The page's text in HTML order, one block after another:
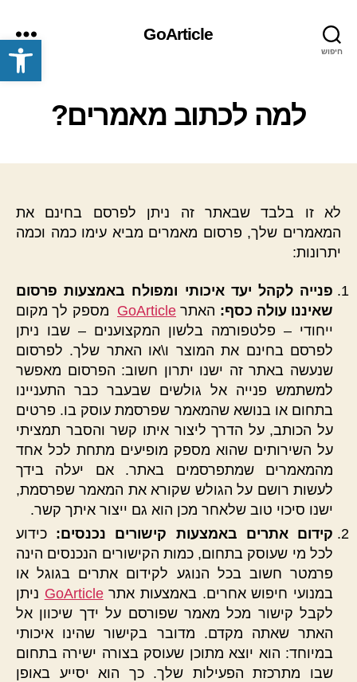
פתח סרגל נגישות חיפוש
GoArticle
תפריט
למה לכתוב מאמרים?
לא זו בלבד שבאתר זה ניתן לפרסם בחינם את
המאמרים שלך, פרסום מאמרים מביא עימו כמה וכמה
יתרונות:
פנייה לקהל יעד איכותי ומפולח באמצעות פרסום
שאיננו עולה כסף: האתר GoArticle מספק לך מקום
ייחודי – פלטפורמה בלשון המקצוענים – שבו ניתן
לפרסם בחינם את המוצר ו\או האתר שלך. לפרסום
שנעשה באתר זה ישנו יתרון חשוב: הפרסום מאפשר
למשתמש פנייה אל גולשים שבעבר כבר התעניינו
בתחום או בנושא שהמאמר שפרסמת עוסק בו. פרטים
על הכותב, על הדרך ליצור איתו קשר והסבר תמציתי
על השירותים שהוא מספק מופיעים מתחת לכל אחד
מהמאמרים שמתפרסמים באתר. אם יעלה בידך
לעשות רושם על הגולש שקורא את המאמר שפרסמת,
ישנו סיכוי טוב שלאחר מכן הוא גם ייצור איתך קשר.
קידום אתרים באמצעות קישורים נכנסים: כידוע
לכל מי שעוסק בתחום, כמות הקישורים הנכנסים הינה
פרמטר חשוב בכל הנוגע לקידום אתרים בגוגל או
במנועי חיפוש אחרים. באמצעות אתרGoArticle ניתן
לקבל קישור מכל מאמר שפורסם על ידך שיכוון אל
האתר שאתה מקדם. מדובר בקישור שהינו איכותי
במיוחד: הוא יוצא מתוכן שעוסק בצורה ישירה בתחום
שבו מתרכזת הפעילות שלך. כך הוא יסייע באופן